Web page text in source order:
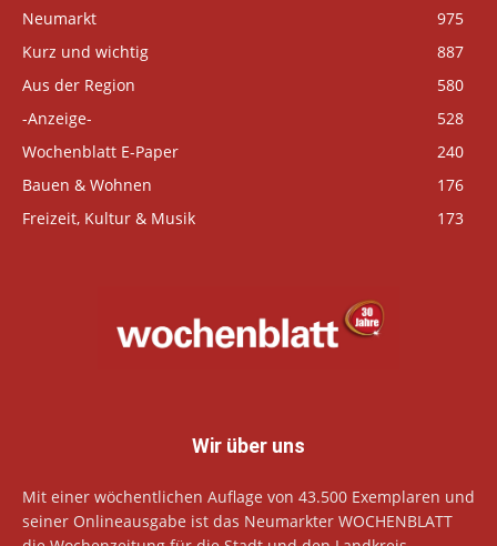
Neumarkt
975
Kurz und wichtig
887
Aus der Region
580
-Anzeige-
528
Wochenblatt E-Paper
240
Bauen & Wohnen
176
Freizeit, Kultur & Musik
173
Wir über uns
Mit einer wöchentlichen Auflage von 43.500 Exemplaren und
seiner Onlineausgabe ist das Neumarkter WOCHENBLATT